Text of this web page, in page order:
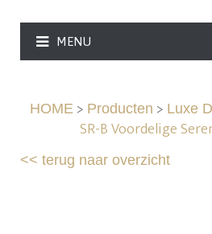
MENU
HOME> Producten > Luxe
SR-B Voordelige
<<terug naar overzicht